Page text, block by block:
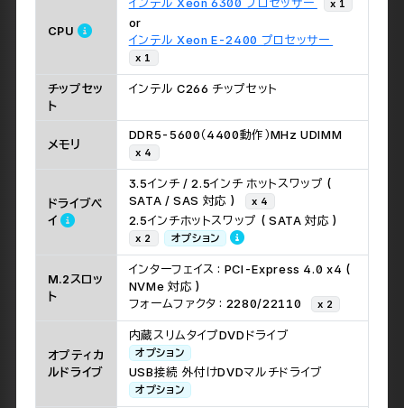
CPU
インテル Xeon 6300 プロセッサー x 1
or
インテル Xeon E-2400 プロセッサー
x 1
チップセッ
ト
インテル C266 チップセット
メモリ
DDR5-5600（4400動作）MHz UDIMM
x 4
ドライブベ
イ
3.5インチ / 2.5インチ ホットスワップ (
SATA / SAS 対応 )
x 4
2.5インチホットスワップ ( SATA 対応 )
x 2 オプション
M.2スロッ
ト
インターフェイス : PCI-Express 4.0 x4 (
NVMe 対応 )
フォームファクタ : 2280/22110
x 2
オプティカ
ルドライブ
内蔵スリムタイプDVDドライブ
オプション
USB接続 外付けDVDマルチドライブ
オプション